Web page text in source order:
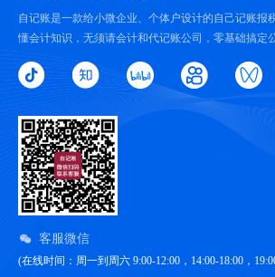
自记账是一款给小微企业、个体户设计的自己记账报
懂会计知识，无须请会计和代记账公司，零基础搞定
客服微信
(在线时间：周一到周六 9:00-12:00，14:00-18:00，